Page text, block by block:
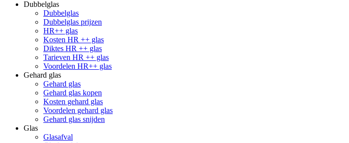
Dubbelglas
Dubbelglas
Dubbelglas prijzen
HR++ glas
Kosten HR ++ glas
Diktes HR ++ glas
Tarieven HR ++ glas
Voordelen HR++ glas
Gehard glas
Gehard glas
Gehard glas kopen
Kosten gehard glas
Voordelen gehard glas
Gehard glas snijden
Glas
Glasafval